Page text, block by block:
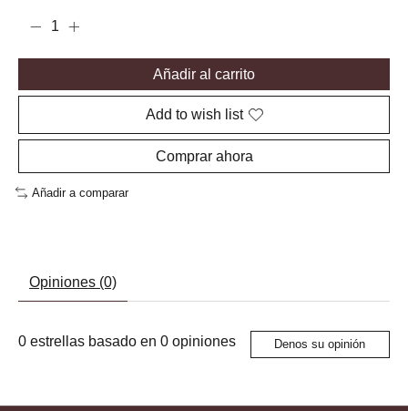
Añadir al carrito
Add to wish list
Comprar ahora
Añadir a comparar
Opiniones (0)
0 estrellas basado en 0 opiniones Denos su opinión